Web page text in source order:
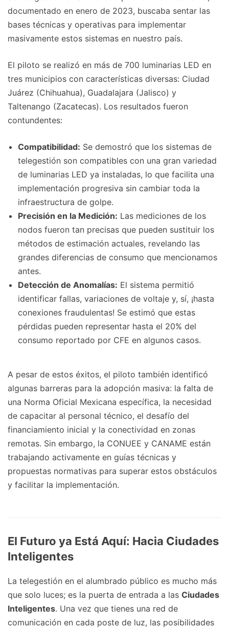
documentado en enero de 2023, buscaba sentar las
bases técnicas y operativas para implementar
masivamente estos sistemas en nuestro país.
El piloto se realizó en más de 700 luminarias LED en
tres municipios con características diversas: Ciudad
Juárez (Chihuahua), Guadalajara (Jalisco) y
Taltenango (Zacatecas). Los resultados fueron
contundentes:
Compatibilidad: Se demostró que los sistemas de
telegestión son compatibles con una gran variedad
de luminarias LED ya instaladas, lo que facilita una
implementación progresiva sin cambiar toda la
infraestructura de golpe.
Precisión en la Medición: Las mediciones de los
nodos fueron tan precisas que pueden sustituir los
métodos de estimación actuales, revelando las
grandes diferencias de consumo que mencionamos
antes.
Detección de Anomalías: El sistema permitió
identificar fallas, variaciones de voltaje y, sí, ¡hasta
conexiones fraudulentas! Se estimó que estas
pérdidas pueden representar hasta el 20% del
consumo reportado por CFE en algunos casos.
A pesar de estos éxitos, el piloto también identificó
algunas barreras para la adopción masiva: la falta de
una Norma Oficial Mexicana específica, la necesidad
de capacitar al personal técnico, el desafío del
financiamiento inicial y la conectividad en zonas
remotas. Sin embargo, la CONUEE y CANAME están
trabajando activamente en guías técnicas y
propuestas normativas para superar estos obstáculos
y facilitar la implementación.
El Futuro ya Está Aquí: Hacia Ciudades
Inteligentes
La telegestión en el alumbrado público es mucho más
que solo luces; es la puerta de entrada a las Ciudades
Inteligentes. Una vez que tienes una red de
comunicación en cada poste de luz, las posibilidades